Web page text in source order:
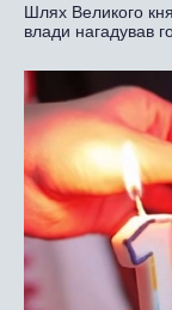
Шлях Великого
влади нагадував